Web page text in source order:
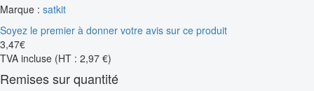
Marque : satkit
Soyez le premier à donner votre avis sur ce produit
3,47€
TVA incluse (HT : 2,97 €)
Remises sur quantité